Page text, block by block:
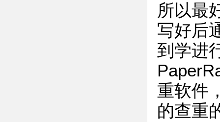
所以最
写好后
到学进
重软件
的查重